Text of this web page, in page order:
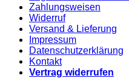
Zahlungsweisen
Widerruf
Versand & Lieferung
Impressum
Datenschutzerklärung
Kontakt
Vertrag widerrufen